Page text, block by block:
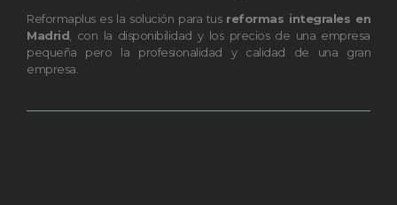
Reformaplus es la solución para tus reformas integrales en
Madrid , con la disponibilidad y los precios de una empresa
pequeña pero la profesionalidad y calidad de una gran
empresa.